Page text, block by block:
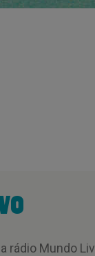
a rádio Mundo